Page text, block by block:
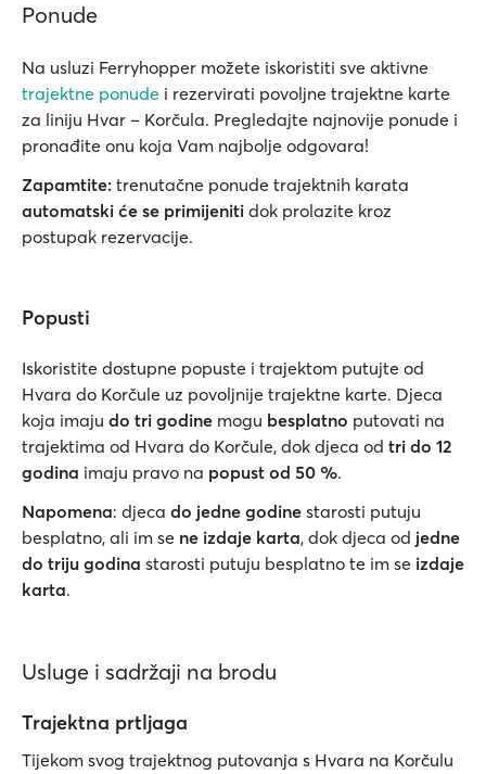
Ponude
Na usluzi Ferryhopper možete iskoristiti sve aktivne
trajektne ponude i rezervirati povoljne trajektne karte
za liniju Hvar – Korčula. Pregledajte najnovije ponude i
pronađite onu koja Vam najbolje odgovara!
Zapamtite: trenutačne ponude trajektnih karata
automatski će se primijeniti dok prolazite kroz
postupak rezervacije.
Popusti
Iskoristite dostupne popuste i trajektom putujte od
Hvara do Korčule uz povoljnije trajektne karte. Djeca
koja imaju do tri godine mogu besplatno putovati na
trajektima od Hvara do Korčule, dok djeca od tri do 12
godina imaju pravo na popust od 50 %.
Napomena: djeca do jedne godine starosti putuju
besplatno, ali im se ne izdaje karta, dok djeca od jedne
do triju godina starosti putuju besplatno te im se izdaje
karta.
Usluge i sadržaji na brodu
Trajektna prtljaga
Tijekom svog trajektnog putovanja s Hvara na Korčulu